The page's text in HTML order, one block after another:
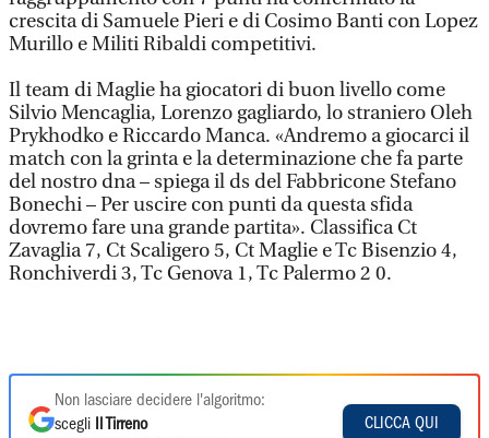
crescita di Samuele Pieri e di Cosimo Banti con Lopez
Murillo e Militi Ribaldi competitivi.
Il team di Maglie ha giocatori di buon livello come
Silvio Mencaglia, Lorenzo gagliardo, lo straniero Oleh
Prykhodko e Riccardo Manca. «Andremo a giocarci il
match con la grinta e la determinazione che fa parte
del nostro dna – spiega il ds del Fabbricone Stefano
Bonechi – Per uscire con punti da questa sfida
dovremo fare una grande partita». Classifica Ct
Zavaglia 7, Ct Scaligero 5, Ct Maglie e Tc Bisenzio 4,
Ronchiverdi 3, Tc Genova 1, Tc Palermo 2 0.
Non lasciare decidere l'algoritmo:
scegli
Il Tirreno
CLICCA QUI